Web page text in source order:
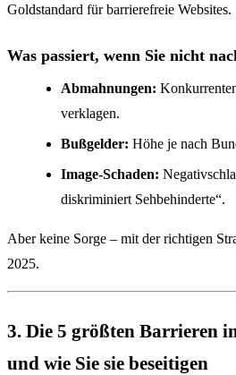
Goldstandard für barrierefreie Websites.
Was passiert, wenn Sie nicht
Abmahnungen:
verklagen.
Bußgelder: Höhe je nach
Image-Schaden:
diskriminiert Sehbehinderte“.
Aber keine Sorge – mit der richtigen
2025.
3. Die 5 größten Barrieren
und wie Sie sie beseitigen